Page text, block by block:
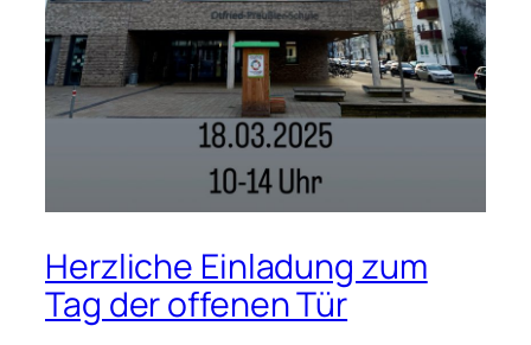
Herzliche Einladung zum
Tag der offenen Tür